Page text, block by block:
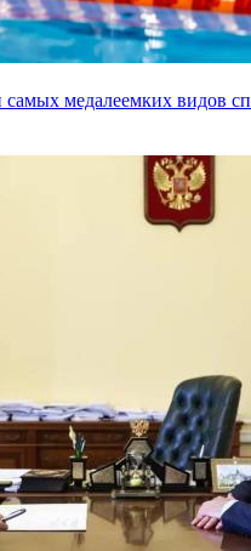
медалеемких видов